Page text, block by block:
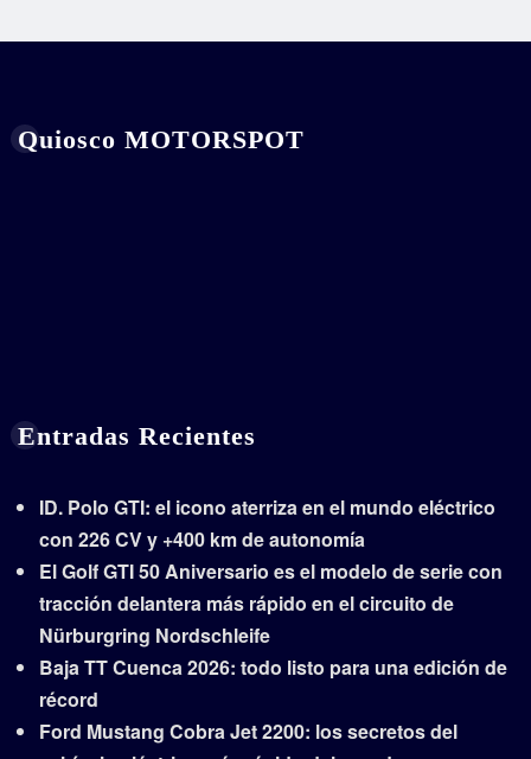
Quiosco MOTORSPOT
Entradas Recientes
ID. Polo GTI: el icono aterriza en el mundo eléctrico
con 226 CV y +400 km de autonomía
El Golf GTI 50 Aniversario es el modelo de serie con
tracción delantera más rápido en el circuito de
Nürburgring Nordschleife
Baja TT Cuenca 2026: todo listo para una edición de
récord
Ford Mustang Cobra Jet 2200: los secretos del